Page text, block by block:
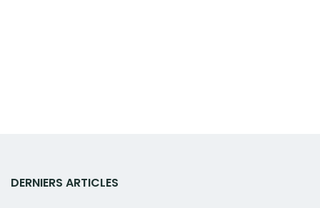
DERNIERS ARTICLES